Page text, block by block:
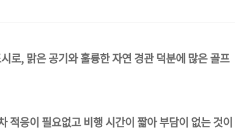
로, 맑은 공기와 훌륭한 자연 경관 덕분에 많은 골프
적응이 필요없고 비행 시간이 짧아 부담이 없는 것이